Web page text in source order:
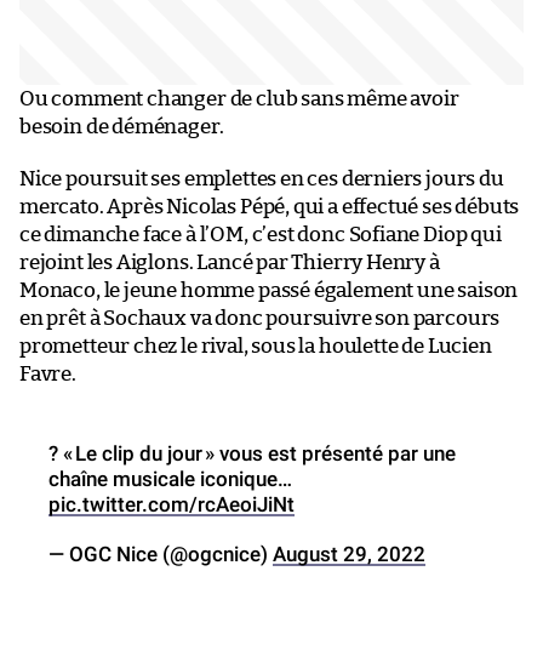
Ou comment changer de club sans même avoir
besoin de déménager.
Nice poursuit ses emplettes en ces derniers jours du
mercato. Après Nicolas Pépé, qui a effectué ses débuts
ce dimanche face à l’OM, c’est donc Sofiane Diop qui
rejoint les Aiglons. Lancé par Thierry Henry à
Monaco, le jeune homme passé également une saison
en prêt à Sochaux va donc poursuivre son parcours
prometteur chez le rival, sous la houlette de Lucien
Favre.
? « Le clip du jour » vous est présenté par une
chaîne musicale iconique…
pic.twitter.com/rcAeoiJiNt
— OGC Nice (@ogcnice) August 29, 2022